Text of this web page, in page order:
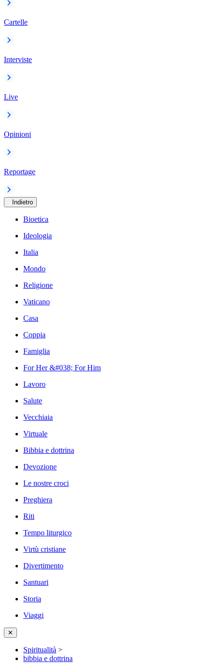
Cartelle
Interviste
Live
Opinioni
Reportage
Indietro
Bioetica
Ideologia
Italia
Mondo
Religione
Vaticano
Casa
Coppia
Famiglia
For Her &#038; For Him
Lavoro
Salute
Vecchiaia
Virtuale
Bibbia e dottrina
Devozione
Le nostre croci
Preghiera
Riti
Tempo liturgico
Virtù cristiane
Divertimento
Santuari
Storia
Viaggi
✕
Spiritualità >
bibbia e dottrina